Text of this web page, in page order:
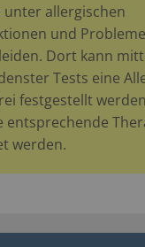
unter allergischen
und
Dort kann
Tests eine
festgestellt
entsprechende
werden.